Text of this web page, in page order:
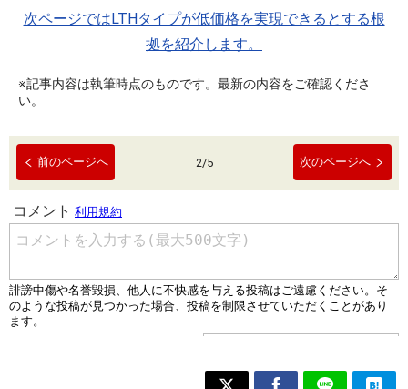
次ページではLTHタイプが低価格を実現できるとする根
拠を紹介します。
※記事内容は執筆時点のものです。最新の内容をご確認くださ
い。
前のページへ 2/5 次のページへ